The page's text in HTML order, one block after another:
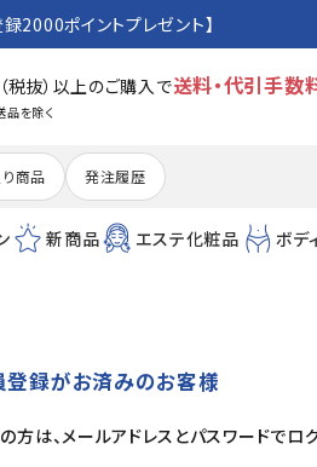
2000ポイントプレゼント】
税抜）以上のご購入で送料・代引手数
品を除く
商品 発注履歴
新商品 エステ化粧品 ボデ
登録がお済みのお客様
方は、メールアドレスとパスワードでログ